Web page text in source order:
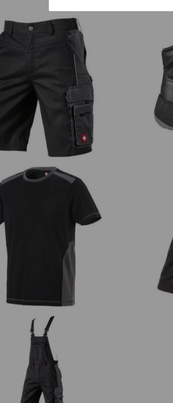
Short e.s.active
T-Shirt cotton e.s.active
Latzhose e.s.active